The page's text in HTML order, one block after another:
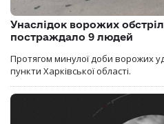
Унаслідок ворожих
постраждало 9 людей
Протягом минулої доби ворожих
пункти Харківської області.